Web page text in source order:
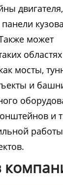
может
областях
мосты,
и
и